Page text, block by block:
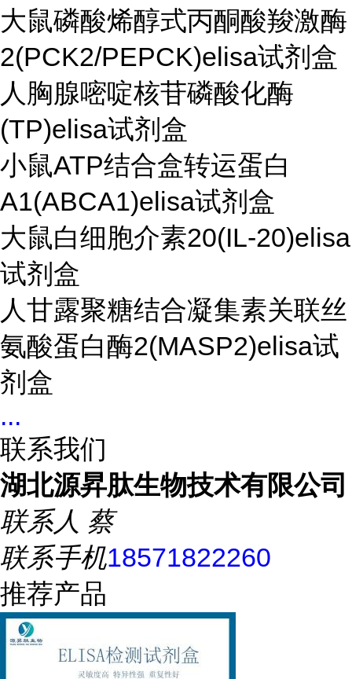
大鼠磷酸烯醇式丙酮酸羧激酶
2(PCK2/PEPCK)elisa试剂盒
人胸腺嘧啶核苷磷酸化酶
(TP)elisa试剂盒
小鼠ATP结合盒转运蛋白
A1(ABCA1)elisa试剂盒
大鼠白细胞介素20(IL-20)elisa
试剂盒
人甘露聚糖结合凝集素关联丝
氨酸蛋白酶2(MASP2)elisa试
剂盒
...
联系我们
湖北源昇肽生物技术有限公司
联系人 蔡
联系手机18571822260
推荐产品